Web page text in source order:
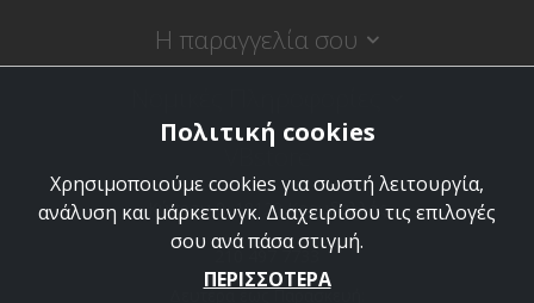
Η παραγγελία σου
VBstore
Κύπρου 9, 18120 Κορυδαλλός
Δευτέρα έως Παρασκευή:
Πολιτική cookies
Χρησιμοποιούμε cookies για σωστή λειτουργία,
ανάλυση και μάρκετινγκ. Διαχειρίσου τις επιλογές
σου ανά πάσα στιγμή.
ΠΕΡΙΣΣΟΤΕΡΑ